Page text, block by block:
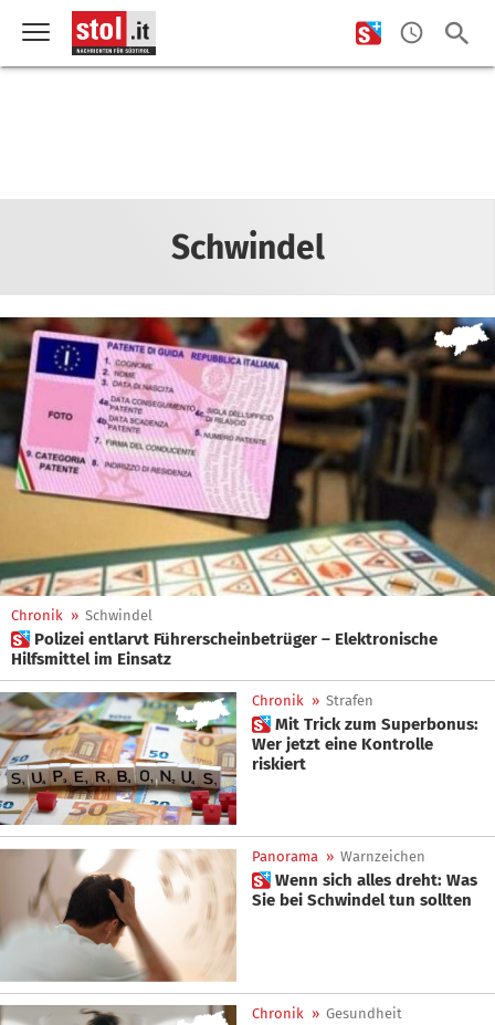
Schwindel
Chronik » Schwindel
 Polizei entlarvt Führerscheinbetrüger – Elektronische
Hilfsmittel im Einsatz
Chronik » Strafen
 Mit Trick zum Superbonus:
Wer jetzt eine Kontrolle
riskiert
Panorama » Warnzeichen
 Wenn sich alles dreht: Was
Sie bei Schwindel tun sollten
Chronik » Gesundheit